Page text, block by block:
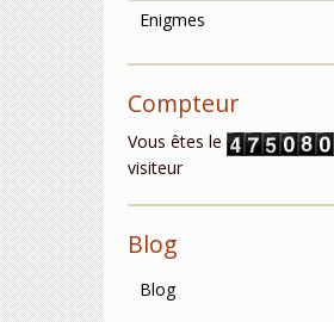
Enigmes
Compteur
Vous êtes le
visiteur
Blog
Blog